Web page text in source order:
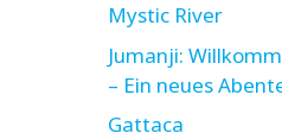
Mystic River
Jumanji:
– Ein neues
Gattaca